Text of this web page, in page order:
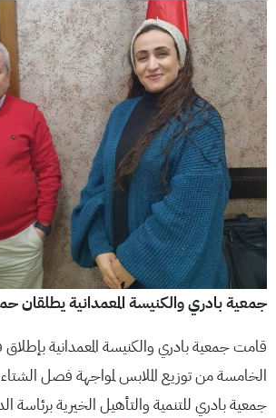
جمعية بادري والكنيسة المعمدانية يطلقان
قامت جمعية بادري والكنيسة المعمدانية
الخامسة من توزيع الملابس لمواجهة فصل
جمعية بادري للتنمية والتأهيل الخيرية برئاسة